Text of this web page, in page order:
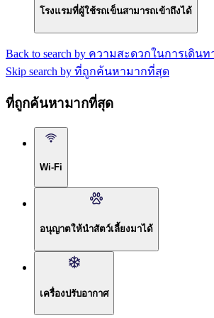
โรงแรมที่ผู้ใช้รถเข็นสามารถเข้าถึงได้
Back to search by ความสะดวกในการเดินท
Skip search by ที่ถูกค้นหามากที่สุด
ที่ถูกค้นหามากที่สุด
Wi-Fi
อนุญาตให้นำสัตว์เลี้ยงมาได้
เครื่องปรับอากาศ